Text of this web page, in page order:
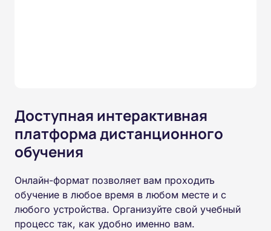
Доступная интерактивная
платформа дистанционного
обучения
Онлайн-формат позволяет вам проходить
обучение в любое время в любом месте и с
любого устройства. Организуйте свой учебный
процесс так, как удобно именно вам.